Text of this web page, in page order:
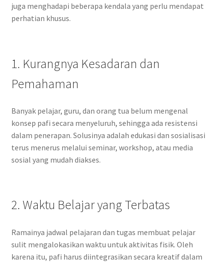
juga menghadapi beberapa kendala yang perlu mendapat
perhatian khusus.
1. Kurangnya Kesadaran dan
Pemahaman
Banyak pelajar, guru, dan orang tua belum mengenal
konsep pafi secara menyeluruh, sehingga ada resistensi
dalam penerapan. Solusinya adalah edukasi dan sosialisasi
terus menerus melalui seminar, workshop, atau media
sosial yang mudah diakses.
2. Waktu Belajar yang Terbatas
Ramainya jadwal pelajaran dan tugas membuat pelajar
sulit mengalokasikan waktu untuk aktivitas fisik. Oleh
karena itu, pafi harus diintegrasikan secara kreatif dalam